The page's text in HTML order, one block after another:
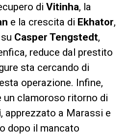
di Vitinha, la
e la crescita di Ekhator,
Casper Tengstedt,
reduce dal prestito
sta cercando di
operazione. Infine,
un clamoroso ritorno di
, apprezzato a Marassi e
dopo il mancato